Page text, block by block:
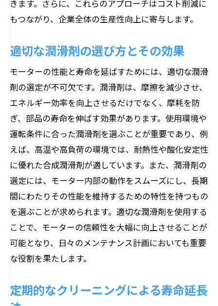
日常点検で見落としがちな項目
方法
ベアリングの状態確認と適切な対応
異音検出とその対処法
電流異常の早期発見と修正
オペレーターによる日々の観察と報告の
重要性
モーター寿命を劇的に伸ばす最新技術の活用
法
インターネット・オブ・シングス（IoT）
によるモニタリング
AI技術を用いた予知保全の導入
ビッグデータ解析によるパフォーマンス
最適化
ータの活用
きます。さらに、これらのアプローチはコスト削減に
もつながり、企業全体の生産性向上に寄与します。
適切な潤滑剤の選び方とその効果
モーターの性能と寿命を延ばすためには、適切な潤滑
剤の選定が不可欠です。潤滑剤は、摩擦を減少させ、
エネルギー効率を向上させるだけでなく、摩耗を防
ぎ、部品の寿命を伸ばす効果があります。使用環境や
運転条件に合った潤滑剤を選ぶことが重要であり、例
えば、高温や高負荷の環境では、耐熱性や酸化安定性
に優れた合成潤滑剤が適しています。また、潤滑剤の
選定には、モーター内部の動作をスムーズにし、長期
間にわたりその性能を維持するための特性を持つもの
を選ぶことが求められます。適切な潤滑剤を使用する
ことで、モーターの信頼性を大幅に向上させることが
可能となり、日々のメンテナンス計画においても重要
な役割を果たします。
定期的なクリーニングによる寿命延長